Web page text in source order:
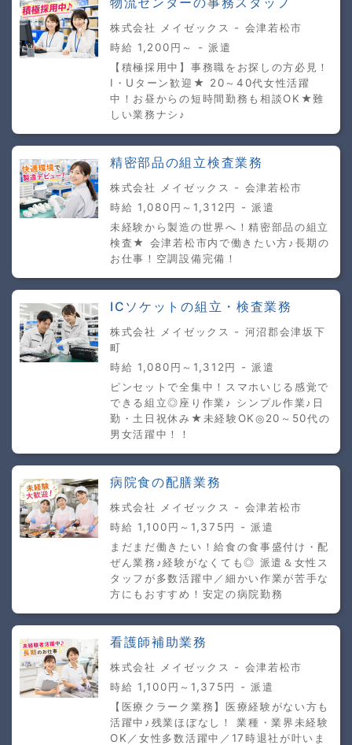
株式会社 メイゼックス - 会津若松市
時給 1,200円～ - 派遣
【積極採用中】事務職をお探しの方必見！
I・Uターン歓迎★ 20～40代女性活躍
中！お昼からの短時間勤務も相談OK★難
しい業務ナシ♪
精密部品の組立検査業務
株式会社 メイゼックス - 会津若松市
時給 1,080円～1,312円 - 派遣
未経験から製造の世界へ！精密部品の組立
検査★ 会津若松市内で働きたい方♪長期の
お仕事！空調設備完備！
ICソケットの組立・検査業務
株式会社 メイゼックス - 河沼郡会津坂下
町
時給 1,080円～1,312円 - 派遣
ピンセットで全集中！スマホいじる感覚で
できる組立◎座り作業♪ シンプル作業♪日
勤・土日祝休み★未経験OK◎20～50代の
男女活躍中！！
病院食の配膳業務
株式会社 メイゼックス - 会津若松市
時給 1,100円～1,375円 - 派遣
まだまだ働きたい！給食の食事盛付け・配
ぜん業務♪経験がなくても◎ 派遣＆女性ス
タッフが多数活躍中／細かい作業が苦手な
方にもおすすめ！安定の病院勤務
看護師補助業務
株式会社 メイゼックス - 会津若松市
時給 1,100円～1,375円 - 派遣
【医療クラーク業務】医療経験がない方も
活躍中♪残業ほぼなし！ 業種・業界未経験
OK／女性多数活躍中／17時退社が叶いま